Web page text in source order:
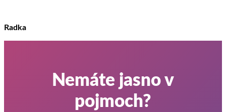
Radka
Nemáte jasno v
pojmoch?